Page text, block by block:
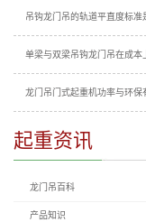
吊钩龙门吊的轨道平直度标准
单梁与双梁吊钩龙门吊在成本
龙门吊门式起重机功率与环保
起重资讯
龙门吊百科
产品知识